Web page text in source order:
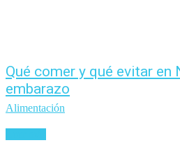
Qué comer y qué evitar en
embarazo
Alimentación